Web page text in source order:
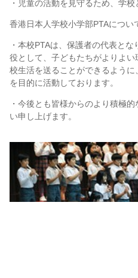
学
香港日本
学校長
・児童の活動を見守るため、学
香港日本人学校小学部PTAについ
・本校PTAは、保護者の代表と
役として、子どもたちがよりよ
校生活を送ることができるよう
を目的に活動しております。
・今後とも皆様からのより積極
い申し上げます。